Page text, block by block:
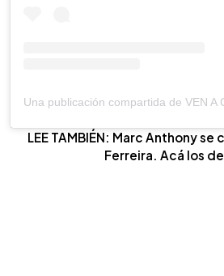
LEE TAMBIÉN: Marc Anthony se
Ferreira. Acá los